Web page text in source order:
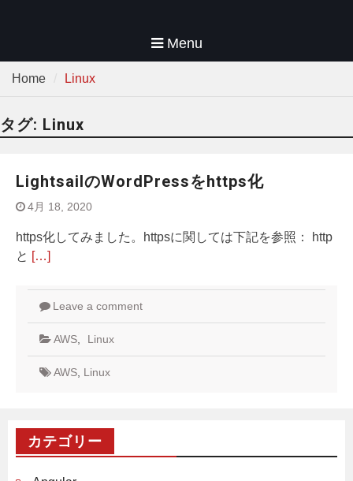
Menu
Home Linux
タグ: Linux
LightsailのWordPressをhttps化
4月 18, 2020
https化してみました。httpsに関しては下記を参照： http
と […]
Leave a comment
AWS Linux
AWS Linux
カテゴリー